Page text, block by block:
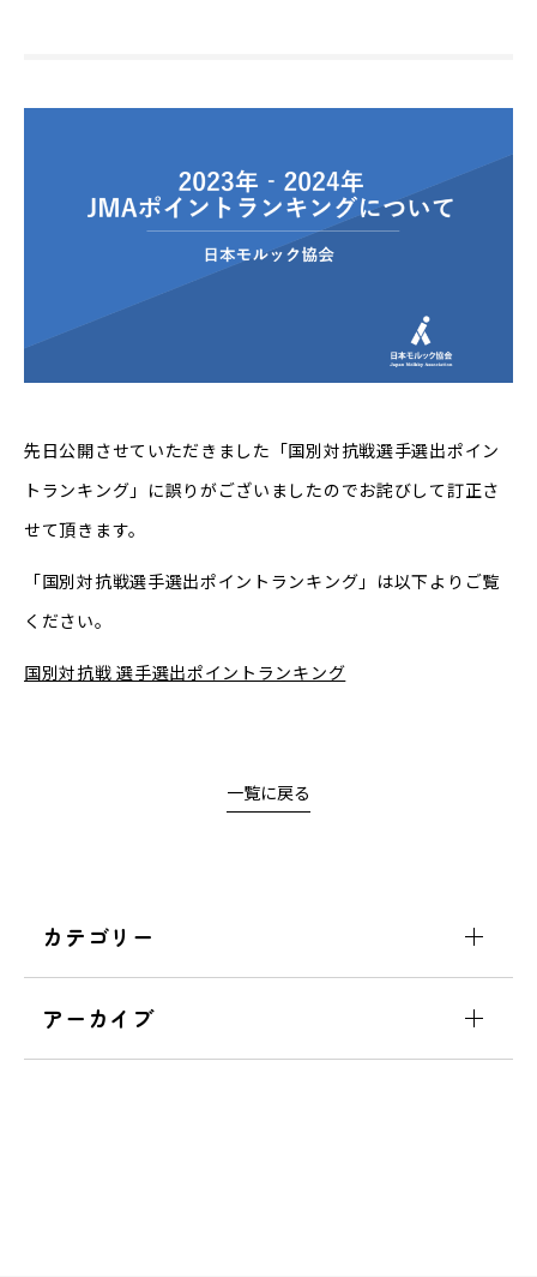
先日公開させていただきました「国別対抗戦選手選出ポイン
トランキング」に誤りがございましたのでお詫びして訂正さ
せて頂きます。
「国別対抗戦選手選出ポイントランキング」は以下よりご覧
ください。
国別対抗戦 選手選出ポイントランキング
一覧に戻る
カテゴリー
アーカイブ